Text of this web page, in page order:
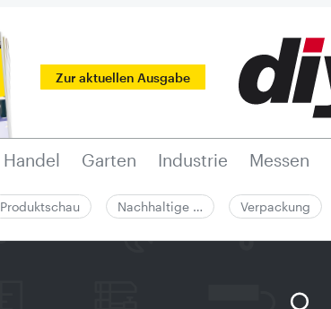
Zur aktuellen Ausgabe
Handel Garten Industrie Messen
Produktschau Nachhaltige … Verpackung